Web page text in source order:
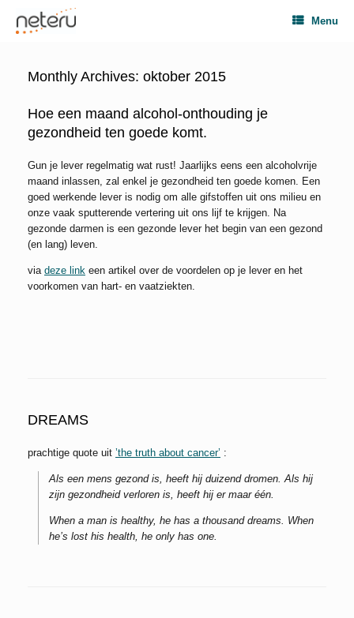
Menu
Monthly Archives: oktober 2015
Hoe een maand alcohol-onthouding je
gezondheid ten goede komt.
Gun je lever regelmatig wat rust! Jaarlijks eens een alcoholvrije
maand inlassen, zal enkel je gezondheid ten goede komen. Een
goed werkende lever is nodig om alle gifstoffen uit ons milieu en
onze vaak sputterende vertering uit ons lijf te krijgen. Na
gezonde darmen is een gezonde lever het begin van een gezond
(en lang) leven.
via deze link een artikel over de voordelen op je lever en het
voorkomen van hart- en vaatziekten.
DREAMS
prachtige quote uit ’the truth about cancer’ :
Als een mens gezond is, heeft hij duizend dromen. Als hij
zijn gezondheid verloren is, heeft hij er maar één.
When a man is healthy, he has a thousand dreams. When
he’s lost his health, he only has one.